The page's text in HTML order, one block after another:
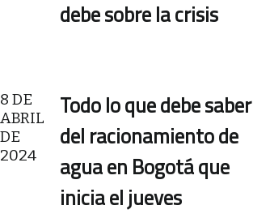
debe sobre la crisis
8 DE
ABRIL
DE
2024
Todo lo que debe saber
del racionamiento de
agua en Bogotá que
inicia el jueves